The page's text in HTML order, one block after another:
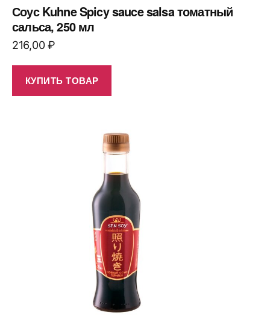
Соус Kuhne Spicy sauce salsa томатный
сальса, 250 мл
216,00₽
КУПИТЬ ТОВАР